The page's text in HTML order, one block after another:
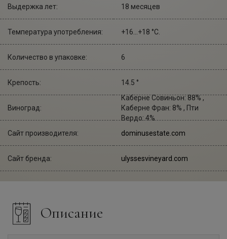
Выдержка лет: 18 месяцев
Температура употребления: +16...+18 °С.
Количество в упаковке: 6
Крепость: 14.5 °
Виноград:
Каберне Совиньон: 88% ,
Каберне Фран: 8% , Пти
Вердо: 4%
Сайт производителя:
dominusestate.com
Сайт бренда: ulyssesvineyard.com
Описание